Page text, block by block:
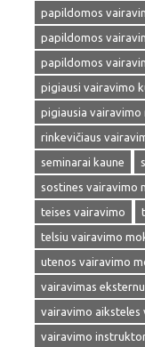
papildomos
papildomos
papildomos
pigiausi vairavimo
pigiausia vairavimo
rinkevičiaus
seminarai kaune
sostines vairavimo
teises vairavimo
telsiu vairavimo
utenos vairavimo
vairavimas eksternu
vairavimo aiksteles
vairavimo